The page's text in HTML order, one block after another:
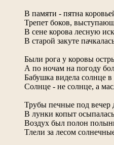
В памяти - пятна
Трепет боков,
В сене корова лесную
В старой закуте
Были рога у коровы
А по ночам на погоду
Бабушка видела солнце в
Солнце - не солнце, а
Трубы печные под
В лунки копыт
Воздух был полон
Тлели за лесом